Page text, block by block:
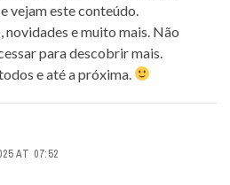
vejam este conteúdo.
novidades e muito mais. Não
para descobrir mais.
e até a próxima.
AT 07:52